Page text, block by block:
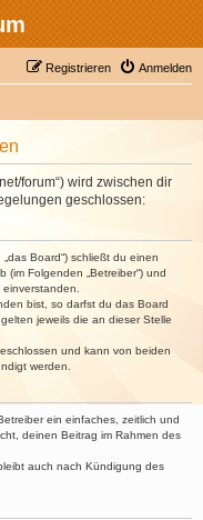
Anmelden
Registrieren
forum“) wird zwischen dir
geschlossen:
Board“) schließt du einen
(im Folgenden „Betreiber“) und
bist, so darfst du das Board
jeweils die an dieser Stelle
und kann von beiden
werden.
ein einfaches, zeitlich und
deinen Beitrag im Rahmen des
auch nach Kündigung des